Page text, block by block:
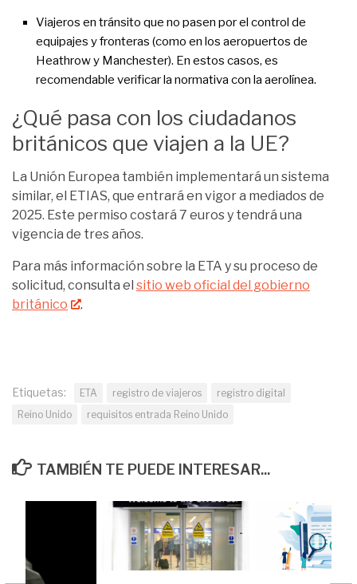
Viajeros en tránsito que no pasen por el control de
equipajes y fronteras (como en los aeropuertos de
Heathrow y Manchester). En estos casos, es
recomendable verificar la normativa con la aerolínea.
¿Qué pasa con los ciudadanos
británicos que viajen a la UE?
La Unión Europea también implementará un sistema
similar, el ETIAS, que entrará en vigor a mediados de
2025. Este permiso costará 7 euros y tendrá una
vigencia de tres años.
Para más información sobre la ETA y su proceso de
solicitud, consulta el sitio web oficial del gobierno
británico
.
Etiquetas: ETA registro de viajeros
registro digital
Reino Unido
requisitos entrada Reino Unido
TAMBIÉN TE PUEDE INTERESAR...